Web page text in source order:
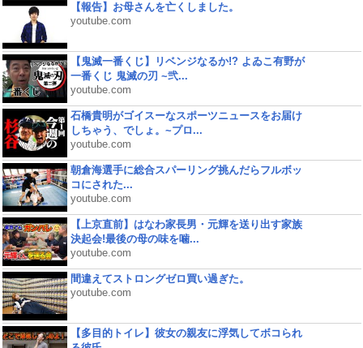
【報告】お母さんを亡くしました。
youtube.com
【鬼滅一番くじ】リベンジなるか!? よゐこ有野が
一番くじ 鬼滅の刃 ~弐...
youtube.com
石橋貴明がゴイスーなスポーツニュースをお届け
しちゃう、でしょ。~プロ...
youtube.com
朝倉海選手に総合スパーリング挑んだらフルボッ
コにされた...
youtube.com
【上京直前】はなわ家長男・元輝を送り出す家族
決起会!最後の母の味を噛...
youtube.com
間違えてストロングゼロ買い過ぎた。
youtube.com
【多目的トイレ】彼女の親友に浮気してボコられ